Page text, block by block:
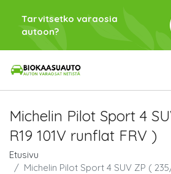
Tarvitsetko varaosia
autoon?
Michelin Pilot Sport 4
R19 101V runflat FRV )
Etusivu
Michelin Pilot Sport 4 SUV ZP (